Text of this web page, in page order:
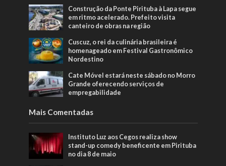
Construção da Ponte Pirituba à Lapa segue
em ritmo acelerado. Prefeito visita
canteiro de obras na região
Cuscuz, o rei da culinária brasileira é
homenageado em Festival Gastronômico
Nordestino
Cate Móvel estará neste sábado no Morro
Grande oferecendo serviços de
empregabilidade
Mais Comentadas
Instituto Luz aos Cegos realiza show
stand-up comedy beneficente em Pirituba
no dia 8 de maio